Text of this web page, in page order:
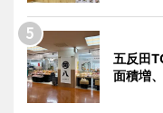
五反田
面積増